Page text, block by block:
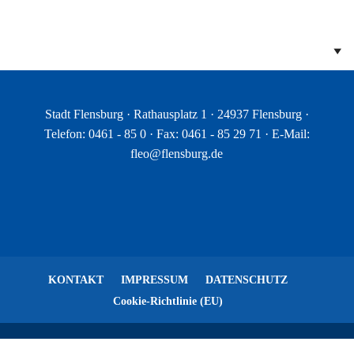
Stadt Flensburg · Rathausplatz 1 · 24937 Flensburg ·
Telefon: 0461 - 85 0 · Fax: 0461 - 85 29 71 · E-Mail:
fleo@flensburg.de
KONTAKT IMPRESSUM
DATENSCHUTZ
Cookie-Richtlinie (EU)